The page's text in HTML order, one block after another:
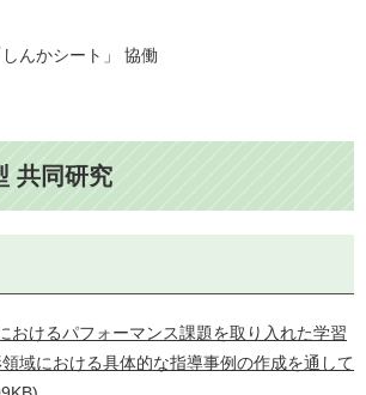
んかシート」 協働
共同研究
おけるパフォーマンス課題を取り入れた学習
域における具体的な指導事例の作成を通して